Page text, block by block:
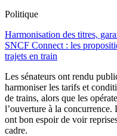
Politique
Harmonisation des titres,
SNCF Connect : les
trajets en train
Les sénateurs ont rendu
harmoniser les tarifs et
de trains, alors que les
l’ouverture à la concurrence.
ont bon espoir de voir
cadre.